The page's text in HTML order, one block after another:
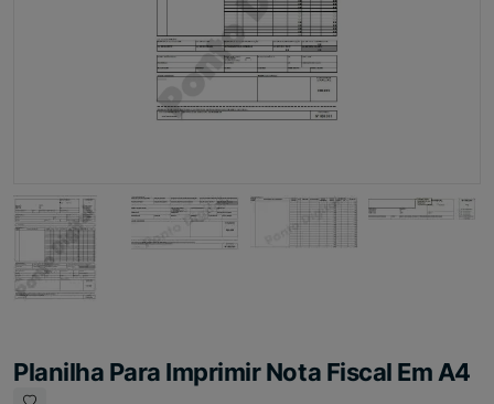
Planilha Para Imprimir Nota Fiscal Em A4